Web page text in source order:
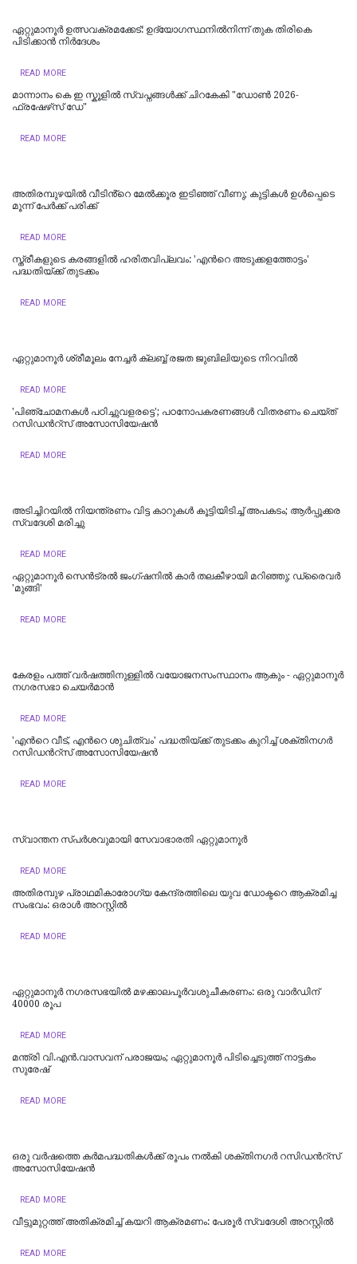
ഏറ്റുമാനൂർ ഉത്സവക്രമക്കേട്: ഉദ്യോഗസ്ഥനിൽനിന്ന് തുക തിരികെ
പിടിക്കാൻ നിർദേശം
READ MORE
മാന്നാനം കെ ഇ സ്കൂളില്‍ സ്വപ്നങ്ങൾക്ക് ചിറകേകി "ഡോണ്‍ 2026-
ഫ്രഷേഴ്‌സ് ഡേ"
READ MORE
അതിരമ്പുഴയില്‍ വീടിൻ്റെ മേൽക്കൂര ഇടിഞ്ഞ് വീണു; കുട്ടികൾ ഉൾപ്പെടെ
മൂന്ന് പേർക്ക് പരിക്ക്
READ MORE
സ്ത്രീകളുടെ കരങ്ങളിൽ ഹരിതവിപ്ലവം: 'എന്‍റെ അടുക്കളത്തോട്ടം'
പദ്ധതിയ്ക്ക് തുടക്കം
READ MORE
ഏറ്റുമാനൂർ ശ്രീമൂലം നേച്ചർ ക്ലബ്ബ് രജത ജുബിലിയുടെ നിറവിൽ
READ MORE
'പിഞ്ചോമനകള്‍ പഠിച്ചുവളരട്ടെ'; പഠനോപകരണങ്ങള്‍ വിതരണം ചെയ്ത്
റസിഡന്‍റ്സ് അസോസിയേഷന്‍
READ MORE
അടിച്ചിറയിൽ നിയന്ത്രണം വിട്ട കാറുകൾ കൂട്ടിയിടിച്ച് അപകടം; ആർപ്പൂക്കര
സ്വദേശി മരിച്ചു
READ MORE
ഏറ്റുമാനൂര്‍ സെന്‍ട്രല്‍ ജംഗ്ഷനില്‍ കാര്‍ തലകീഴായി മറിഞ്ഞു; ഡ്രൈവര്‍
'മുങ്ങി'
READ MORE
കേരളം പത്ത് വർഷത്തിനുള്ളിൽ വയോജനസംസ്ഥാനം ആകും - ഏറ്റുമാനൂർ
നഗരസഭാ ചെയർമാൻ
READ MORE
'എന്‍റെ വീട്, എന്‍റെ ശുചിത്വം' പദ്ധതിയ്ക്ക് തുടക്കം കുറിച്ച് ശക്തിനഗര്‍
റസിഡന്‍റ്സ് അസോസിയേഷന്‍
READ MORE
സ്വാന്തന സ്പർശവുമായി സേവാഭാരതി ഏറ്റുമാനൂർ
READ MORE
അതിരമ്പുഴ പ്രാഥമികാരോഗ്യ കേന്ദ്രത്തിലെ യുവ ഡോക്ടറെ ആക്രമിച്ച
സംഭവം: ഒരാൾ അറസ്റ്റിൽ
READ MORE
ഏറ്റുമാനൂര്‍ നഗരസഭയില്‍ മഴക്കാലപൂര്‍വശുചീകരണം: ഒരു വാര്‍ഡിന്
40000 രൂപ
READ MORE
മന്ത്രി വി.എന്‍.വാസവന് പരാജയം; ഏറ്റുമാനൂര്‍ പിടിച്ചെടുത്ത് നാട്ടകം
സുരേഷ്
READ MORE
ഒരു വർഷത്തെ കര്‍മപദ്ധതികള്‍ക്ക് രൂപം നല്‍കി ശക്തിനഗർ റസിഡന്‍റ്സ്
അസോസിയേഷൻ
READ MORE
വീട്ടുമുറ്റത്ത് അതിക്രമിച്ച് കയറി ആക്രമണം: പേരൂർ സ്വദേശി അറസ്റ്റിൽ
READ MORE